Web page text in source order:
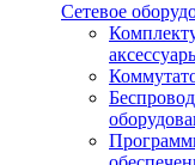
Сетевое